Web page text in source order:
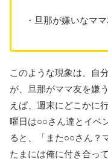
・旦那が嫌いなマ
このような現象は、自
が、旦那がママ友を嫌
えば、週末にどこかに
曜日は○○さん達とイベ
ると、「また○○さん？
たまには俺に付き合っ